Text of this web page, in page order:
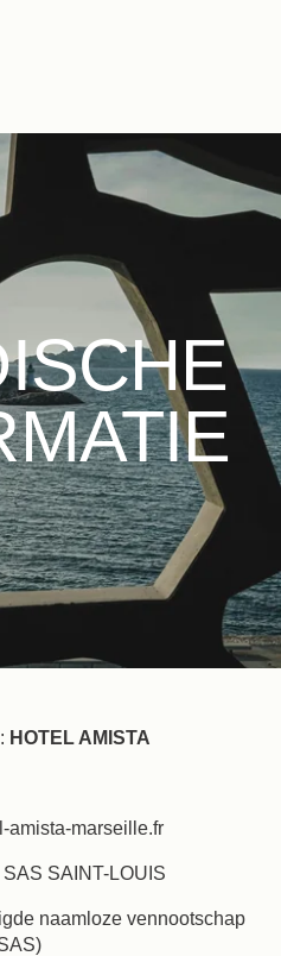
: HOTEL AMISTA
amista-marseille.fr
SAINT-LOUIS
naamloze vennootschap